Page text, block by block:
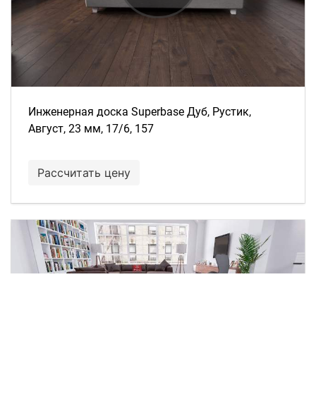
Инженерная доска Superbase Дуб, Рустик,
Август, 23 мм, 17/6, 157
Рассчитать цену